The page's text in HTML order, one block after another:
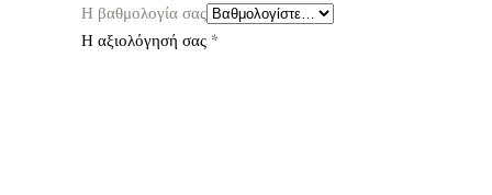
Η βαθμολογία σας
Η αξιολόγησή σας *